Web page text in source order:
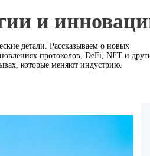
и
детали. Рассказываем о новых
протоколов, DeFi, NFT и
которые меняют индустрию.